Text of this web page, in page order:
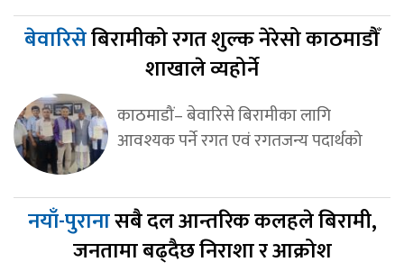
बेवारिसेबिरामीको रगत शुल्क नेरेसो काठमाडौँ
शाखाले व्यहोर्ने
काठमाडौं– बेवारिसे बिरामीका लागि
आवश्यक पर्ने रगत एवं रगतजन्य पदार्थको
नयाँ-पुरानासबै दल आन्तरिक कलहले बिरामी,
जनतामा बढ्दैछ निराशा र आक्रोश